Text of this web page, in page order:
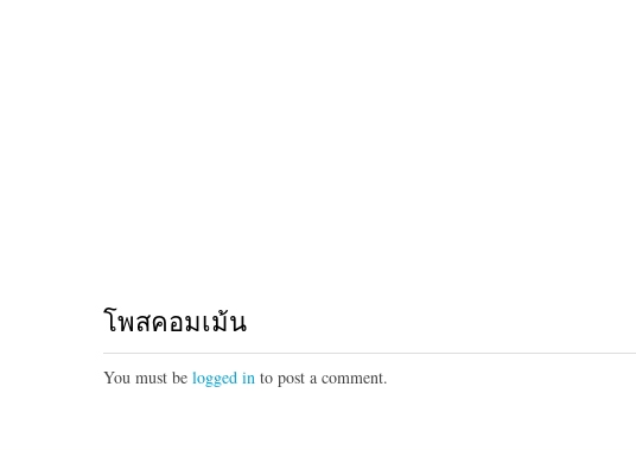
โพสคอมเม้น
You must be logged in to post a comment.